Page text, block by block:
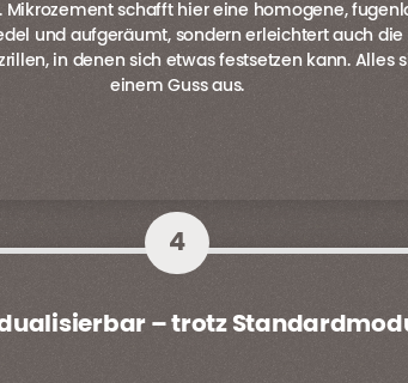
Mikrozement schafft hier eine homogene,
und aufgeräumt, sondern erleichtert auch die
in denen sich etwas festsetzen kann. Alles
einem Guss aus.
4
– trotz